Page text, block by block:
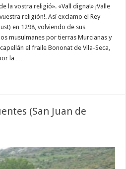
la vostra religió». «Vall digna!» ¡Valle
religión!. Así exclamo el Rey
en 1298, volviendo de sus
musulmanes por tierras Murcianas y
el fraile Bononat de Vila-Seca,
la …
(San Juan de